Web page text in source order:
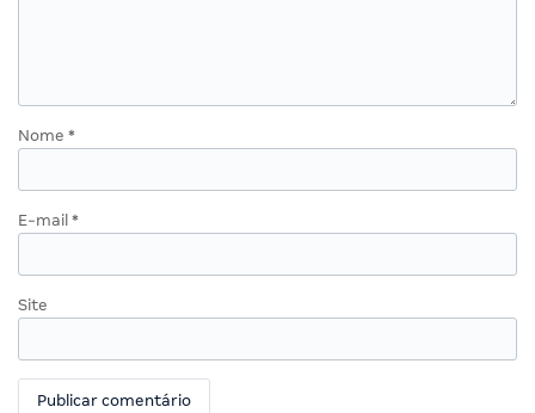
Nome *
E-mail *
Site